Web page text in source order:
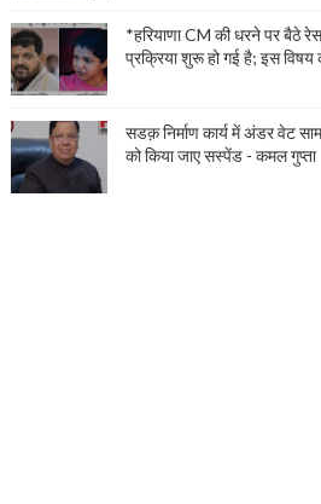
*हरियाणा CM की धरने पर बैठे
प्रक्रिया शुरू हो गई है; इस
सडक़ निर्माण कार्य में अंडर वेट
को किया जाए सस्पेंड - कमल गुप्ता